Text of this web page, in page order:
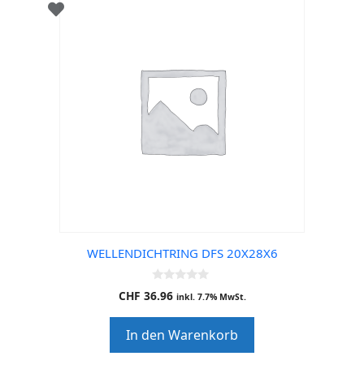
WELLENDICHTRING DFS 20X28X6
0
o
o
f
5
CHF 36.96 inkl. 7.7% MwSt.
In den Warenkorb